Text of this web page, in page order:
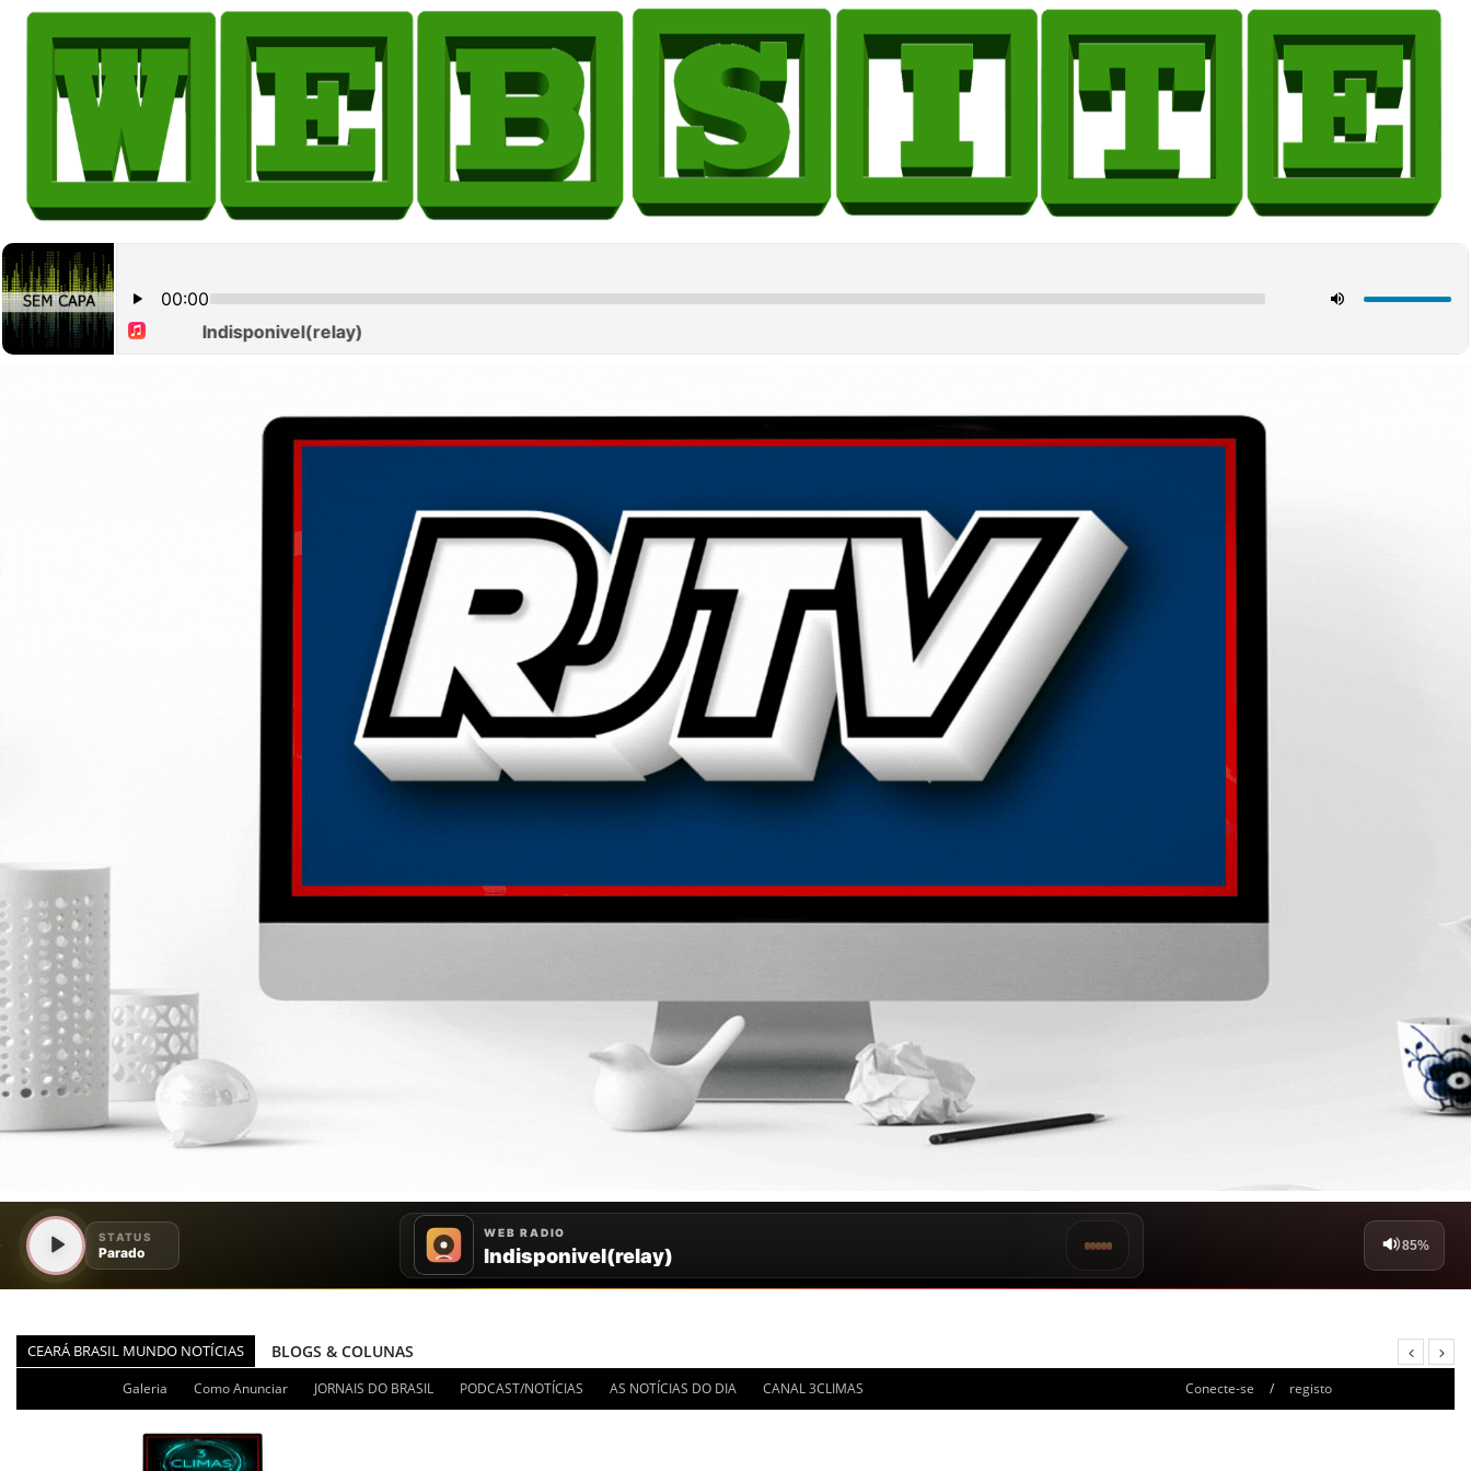
CEARÁ BRASIL MUNDO NOTÍCIAS
BLOGS & COLUNAS
DIÁRIO DO NORDESTE - ÚLTIMA HORA
PODCAST - PONTO DE VISTA
Galeria Como Anunciar JORNAIS DO BRASIL PODCAST/NOTÍCIAS AS NOTÍCIAS DO DIA CANAL 3CLIMAS Conecte-se / registo